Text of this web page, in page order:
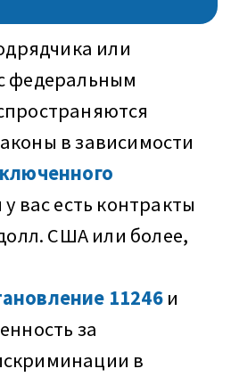
или
федеральным
в зависимости
у вас есть контракты
США или более,
11246и
за
в